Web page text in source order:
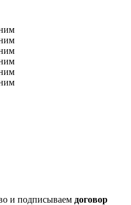
и подписываем договор